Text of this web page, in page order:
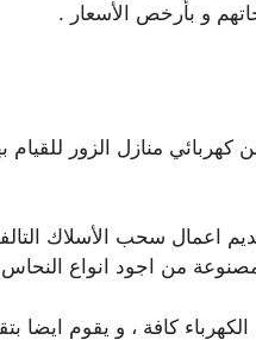
و بأرخص الأسعار .
منازل الزور للقيام
اعمال سحب الأسلاك
من اجود انواع
كافة ، و يقوم ايضا